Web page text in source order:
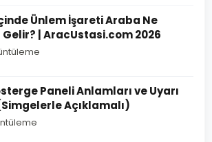
Ünlem İşareti Araba Ne
| AracUstasi.com 2026
Paneli Anlamları ve Uyarı
Açıklamalı)